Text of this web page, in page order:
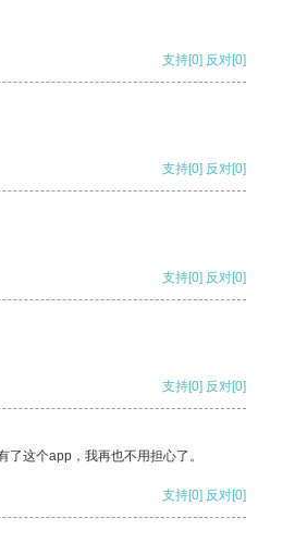
支持[0] 反对[0]
支持[0] 反对[0]
支持[0] 反对[0]
支持[0] 反对[0]
这个app，我再也不用担心了。
支持[0] 反对[0]